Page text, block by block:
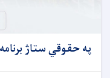
په حقوقي ستاژ